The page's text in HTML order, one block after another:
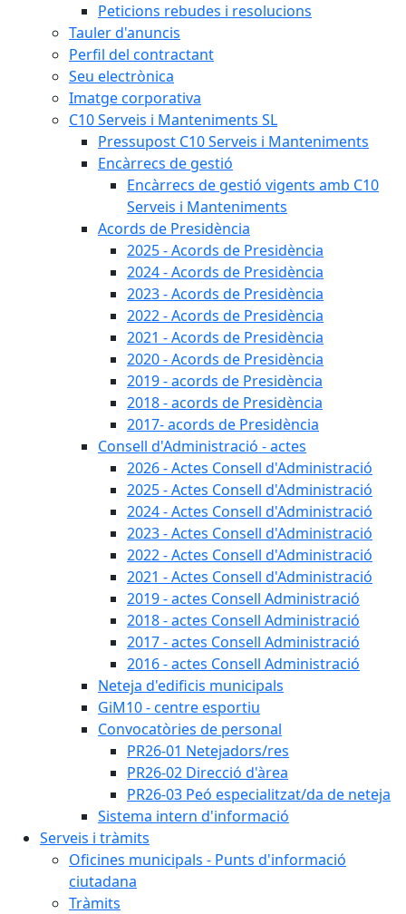
Peticions rebudes i resolucions
Tauler d'anuncis
Perfil del contractant
Seu electrònica
Imatge corporativa
C10 Serveis i Manteniments SL
Pressupost C10 Serveis i Manteniments
Encàrrecs de gestió
Encàrrecs de gestió vigents amb C10
Serveis i Manteniments
Acords de Presidència
2025 - Acords de Presidència
2024 - Acords de Presidència
2023 - Acords de Presidència
2022 - Acords de Presidència
2021 - Acords de Presidència
2020 - Acords de Presidència
2019 - acords de Presidència
2018 - acords de Presidència
2017- acords de Presidència
Consell d'Administració - actes
2026 - Actes Consell d'Administració
2025 - Actes Consell d'Administració
2024 - Actes Consell d'Administració
2023 - Actes Consell d'Administració
2022 - Actes Consell d'Administració
2021 - Actes Consell d'Administració
2019 - actes Consell Administració
2018 - actes Consell Administració
2017 - actes Consell Administració
2016 - actes Consell Administració
Neteja d'edificis municipals
GiM10 - centre esportiu
Convocatòries de personal
PR26-01 Netejadors/res
PR26-02 Direcció d'àrea
PR26-03 Peó especialitzat/da de neteja
Sistema intern d'informació
Serveis i tràmits
Oficines municipals - Punts d'informació
ciutadana
Tràmits